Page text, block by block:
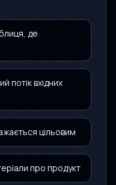
де
потік вхідних
цільовим
про продукт